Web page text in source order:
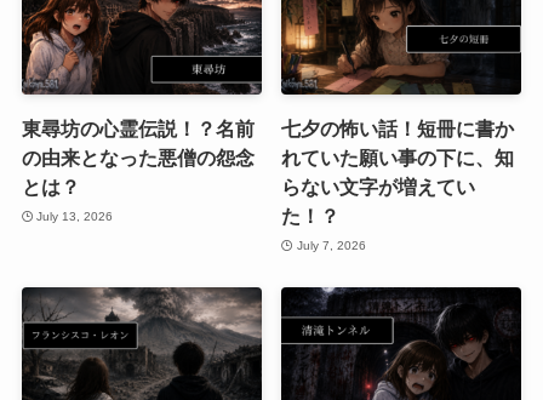
東尋坊の心霊伝説！？名前
の由来となった悪僧の怨念
とは？
July 13, 2026
七夕の怖い話！短冊に書か
れていた願い事の下に、知
らない文字が増えてい
た！？
July 7, 2026